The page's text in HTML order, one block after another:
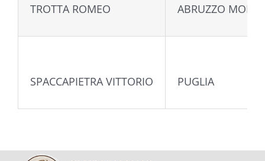
TROTTA ROMEO ABRUZZO
SPACCAPIETRA VITTORIO PUGLIA